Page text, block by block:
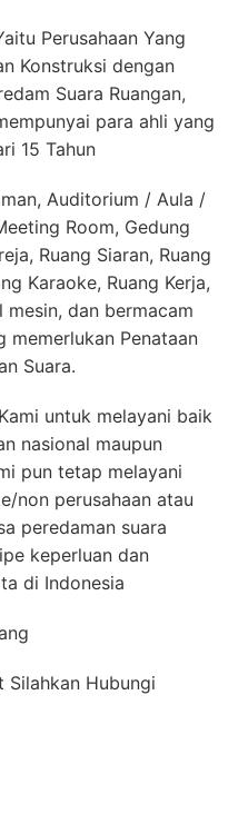
Perusahaan Yang
Konstruksi dengan
Suara Ruangan,
para ahli yang
15 Tahun
Auditorium / Aula /
Room, Gedung
Ruang Siaran, Ruang
Karaoke, Ruang Kerja,
dan bermacam
memerlukan Penataan
Suara.
untuk melayani baik
nasional maupun
pun tetap melayani
non perusahaan atau
peredaman suara
keperluan dan
di Indonesia
Silahkan Hubungi